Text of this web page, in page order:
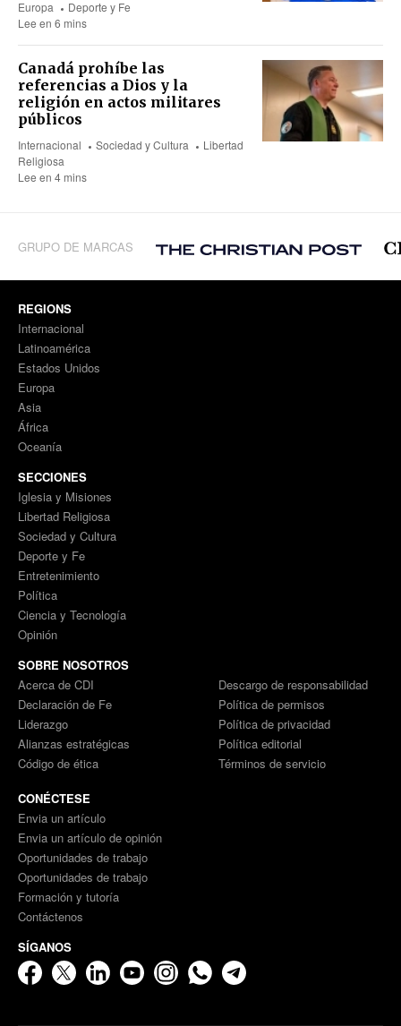
Europa
Deporte y Fe
Lee en 6 mins
Canadá prohíbe las
referencias a Dios y la
religión en actos militares
públicos
Internacional Sociedad y Cultura
Libertad
Religiosa
Lee en 4 mins
GRUPO DE MARCAS
REGIONS
Internacional
Latinoamérica
Estados Unidos
Europa
Asia
África
Oceanía
SECCIONES
Iglesia y Misiones
Libertad Religiosa
Sociedad y Cultura
Deporte y Fe
Entretenimiento
Política
Ciencia y Tecnología
Opinión
SOBRE NOSOTROS
Acerca de CDI
Declaración de Fe
Liderazgo
Alianzas estratégicas
Código de ética
Descargo de responsabilidad
Política de permisos
Política de privacidad
Política editorial
Términos de servicio
CONÉCTESE
Envia un artículo
Envia un artículo de opinión
Oportunidades de trabajo
Oportunidades de trabajo
Formación y tutoría
Contáctenos
SÍGANOS